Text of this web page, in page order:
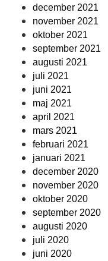
december 2021
november 2021
oktober 2021
september 2021
augusti 2021
juli 2021
juni 2021
maj 2021
april 2021
mars 2021
februari 2021
januari 2021
december 2020
november 2020
oktober 2020
september 2020
augusti 2020
juli 2020
juni 2020